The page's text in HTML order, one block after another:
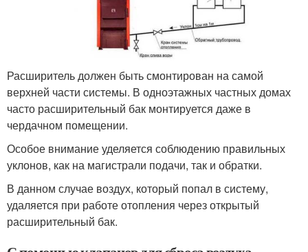
Расширитель должен быть смонтирован на самой
верхней части системы. В одноэтажных частных домах
часто расширительный бак монтируется даже в
чердачном помещении.
Особое внимание уделяется соблюдению правильных
уклонов, как на магистрали подачи, так и обратки.
В данном случае воздух, который попал в систему,
удаляется при работе отопления через открытый
расширительный бак.